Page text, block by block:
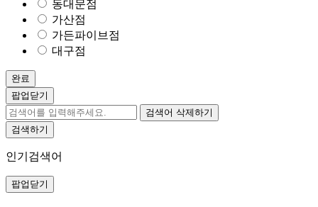
동대문점
가산점
가든파이브점
대구점
완료
팝업닫기
검색어 삭제하기
검색하기
인기검색어
팝업닫기